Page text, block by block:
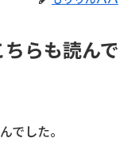
らも読んで
でした。